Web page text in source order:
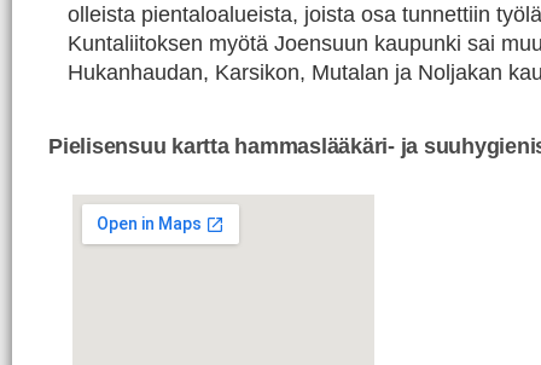
olleista pientaloalueista, joista osa tunnettiin
Kuntaliitoksen myötä Joensuun kaupunki sai
Hukanhaudan, Karsikon, Mutalan ja Noljakan
Pielisensuu kartta hammaslääkäri- ja